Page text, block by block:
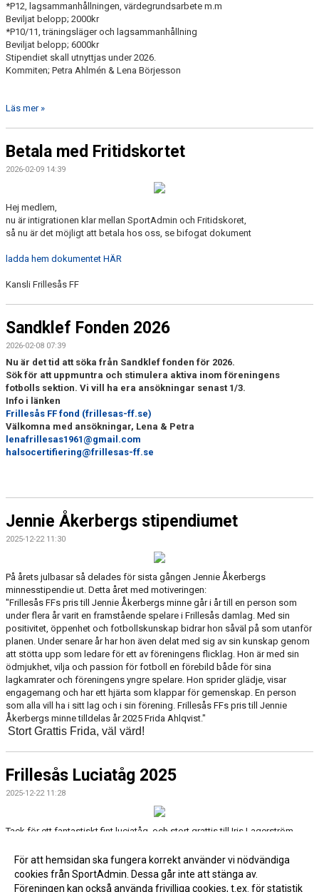
*P12, lagsammanhållningen, värdegrundsarbete m.m
Beviljat belopp; 2000kr
*P10/11, träningsläger och lagsammanhållning
Beviljat belopp; 6000kr
Stipendiet skall utnyttjas under 2026.
Kommiten; Petra Ahlmén & Lena Börjesson
Läs mer »
Betala med Fritidskortet
2026-02-09 14:39
Hej medlem,
nu är intigrationen klar mellan SportAdmin och Fritidskoret,
så nu är det möjligt att betala hos oss, se bifogat dokument
ladda hem dokumentet HÄR
Kansli Frillesås FF
Sandklef Fonden 2026
2026-02-08 07:39
Nu är det tid att söka från Sandklef fonden för 2026.
Sök för att uppmuntra och stimulera aktiva inom föreningens
fotbolls sektion. Vi vill ha era ansökningar senast 1/3.
Info i länken
Frillesås FF fond (frillesas-ff.se)
Välkomna med ansökningar, Lena & Petra
lenafrillesas1961@gmail.com
halsocertifiering@frillesas-ff.se
Jennie Åkerbergs stipendiumet
2025-12-22 11:30
På årets julbasar så delades för sista gången Jennie Åkerbergs
minnesstipendie ut. Detta året med motiveringen:
"Frillesås FFs pris till Jennie Åkerbergs minne går i år till en person som
under flera år varit en framstående spelare i Frillesås damlag. Med sin
positivitet, öppenhet och fotbollskunskap bidrar hon såväl på som utanför
planen. Under senare år har hon även delat med sig av sin kunskap genom
att stötta upp som ledare för ett av föreningens flicklag. Hon är med sin
ödmjukhet, vilja och passion för fotboll en förebild både för sina
lagkamrater och föreningens yngre spelare. Hon sprider glädje, visar
engagemang och har ett hjärta som klappar för gemenskap. En person
som alla vill ha i sitt lag och i sin förening. Frillesås FFs pris till Jennie
Åkerbergs minne tilldelas år 2025 Frida Ahlqvist."
Stort Grattis Frida, väl värd!
Frillesås Luciatåg 2025
2025-12-22 11:28
Tack för ett fantastiskt fint luciatåg, och stort grattis till Iris Lagerström
Fler nyheter >>
För att hemsidan ska fungera korrekt använder vi nödvändiga
cookies från SportAdmin. Dessa går inte att stänga av.
Föreningen kan också använda frivilliga cookies, t.ex. för statistik